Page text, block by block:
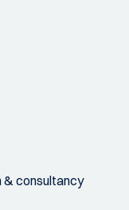
& consultancy